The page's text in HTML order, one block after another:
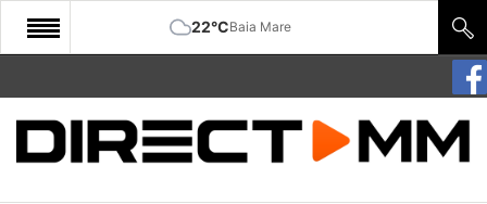
22°CBaia Mare
START
COMUNITATE